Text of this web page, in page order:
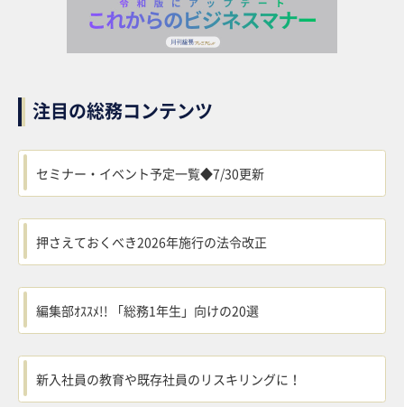
注目の総務コンテンツ
セミナー・イベント予定一覧◆7/30更新
押さえておくべき2026年施行の法令改正
編集部ｵｽｽﾒ!! 「総務1年生」向けの20選
新入社員の教育や既存社員のリスキリングに！